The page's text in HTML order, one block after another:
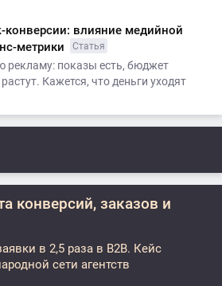
конверсии: влияние медийной
метрики
Статья
рекламу: показы есть, бюджет
Кажется, что деньги уходят
конверсий, заказов и
в 2,5 раза в B2B. Кейс
сети агентств